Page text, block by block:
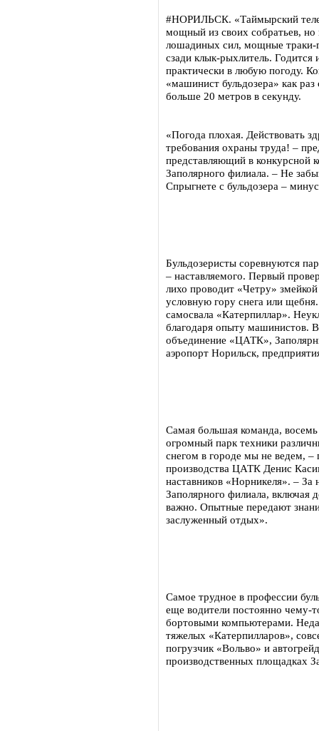
#НОРИЛЬСК. «Таймырский
мощный из своих собратьев, но
лошадиных сил, мощные траки-
сзади клык-рыхлитель. Годится
практически в любую погоду.
«машинист бульдозера» как раз
больше 20 метров в секунду.
«Погода плохая. Действовать
требования охраны труда! –
представляющий в конкурсной
Заполярного филиала. – Не
Спрыгнете с бульдозера –
Бульдозеристы соревнуются
– наставляемого. Первый
лихо проводит «Четру» змейкой
условную гору снега или
самосвала «Катерпиллар».
благодаря опыту машинистов.
объединение «ЦАТК»,
аэропорт Норильск,
Самая большая команда,
огромный парк техники
снегом в городе мы не ведем, –
производства ЦАТК Денис
наставников «Норникеля». –
Заполярного филиала, включая
важно. Опытные передают
заслуженный отдых».
Самое трудное в профессии
еще водители постоянно чему-
бортовыми компьютерами.
тяжелых «Катерпилларов»,
погрузчик «Вольво» и
производственных площадках